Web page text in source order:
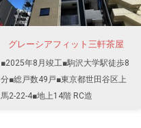
グレーシアフィット三軒茶屋
■2025年8月竣工■駒沢大学駅徒歩8
分■総戸数49戸■東京都世田谷区上
馬2-22-4■地上14階 RC造